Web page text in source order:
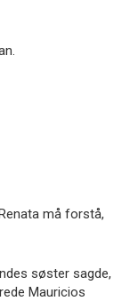
må forstå,
søster sagde,
Mauricios